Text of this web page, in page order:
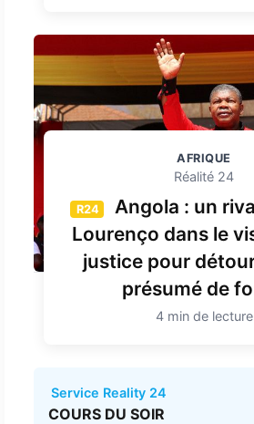
AFRIQUE
Réalité 24
R24
Angola : un
Lourenço dans le
justice pour
présumé de
4 min de lecture
Service Reality 24
COURS DU SOIR